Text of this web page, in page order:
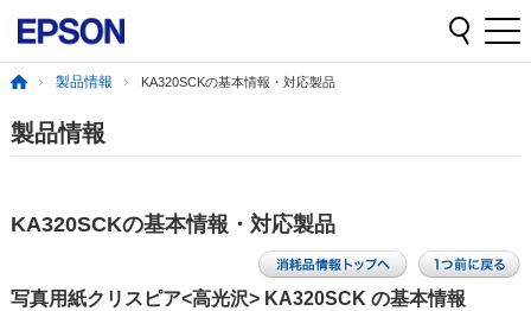
製品情報 KA320SCKの基本情報・対応製品
製品情報
KA320SCKの基本情報・対応製品
写真用紙クリスピア<高光沢> KA320SCK の基本情報